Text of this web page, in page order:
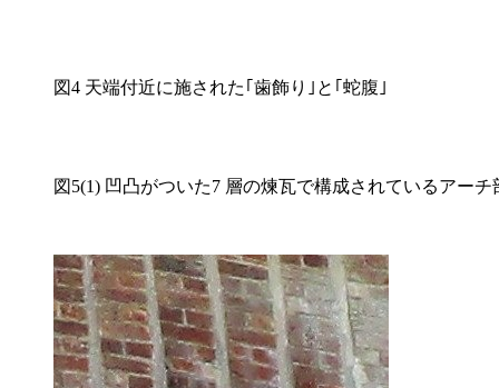
図4 天端付近に施された｢歯飾り｣と｢蛇腹｣
図5(1) 凹凸がついた7 層の煉瓦で構成されているアーチ